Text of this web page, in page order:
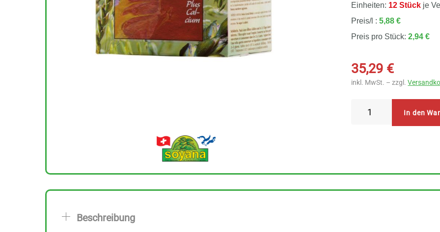
Einheiten: 12 Stück je
Preis/l :5,88 €
Preis pro Stück:2,94 €
35,29 €
inkl. MwSt. – zzgl.
Chocomalt
Dinkel
In den
Beschreibung